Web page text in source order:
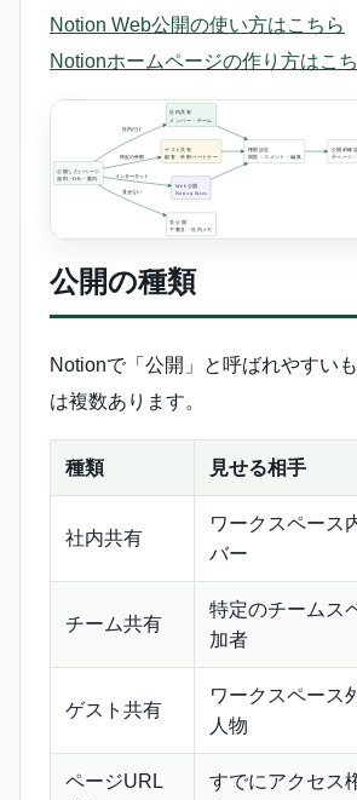
Notion Web公開の使い方はこちら
Notionホームページの作り方はこ
公開の種類
Notionで「公開」と呼ばれやすい
は複数あります。
種類 見せる相手
社内共有
ワークスペース
バー
チーム共有
特定のチームス
加者
ゲスト共有
ワークスペース
人物
ページURL
すでにアクセス